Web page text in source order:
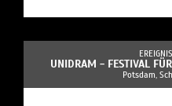
UNIDRAM - FESTIVAL
Potsdam,